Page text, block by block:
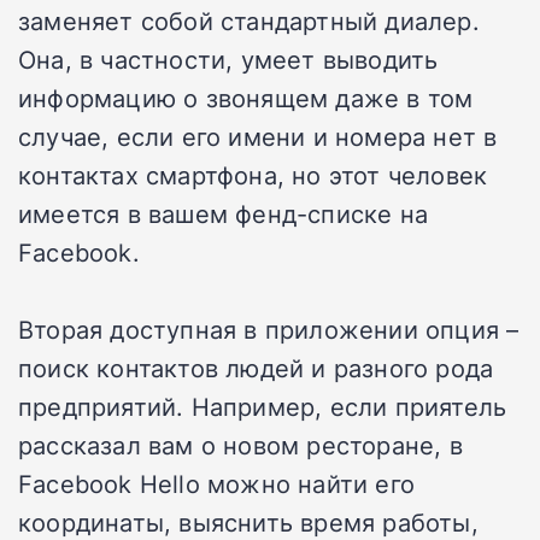
заменяет собой стандартный диалер.
Она, в частности, умеет выводить
информацию о звонящем даже в том
случае, если его имени и номера нет в
контактах смартфона, но этот человек
имеется в вашем фенд-списке на
Facebook.
Вторая доступная в приложении опция –
поиск контактов людей и разного рода
предприятий. Например, если приятель
рассказал вам о новом ресторане, в
Facebook Hello можно найти его
координаты, выяснить время работы,